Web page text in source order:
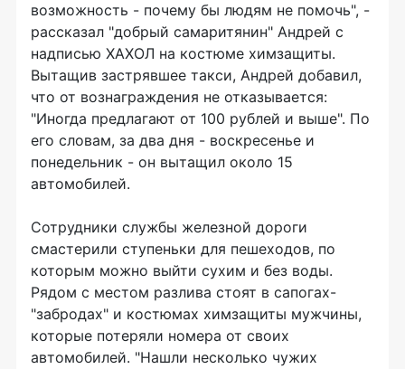
возможность - почему бы людям не помочь", -
рассказал "добрый самаритянин" Андрей с
надписью ХАХОЛ на костюме химзащиты.
Вытащив застрявшее такси, Андрей добавил,
что от вознаграждения не отказывается:
"Иногда предлагают от 100 рублей и выше". По
его словам, за два дня - воскресенье и
понедельник - он вытащил около 15
автомобилей.
Сотрудники службы железной дороги
смастерили ступеньки для пешеходов, по
которым можно выйти сухим и без воды.
Рядом с местом разлива стоят в сапогах-
"забродах" и костюмах химзащиты мужчины,
которые потеряли номера от своих
автомобилей. "Нашли несколько чужих